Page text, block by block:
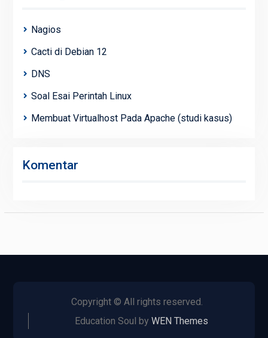
Nagios
Cacti di Debian 12
DNS
Soal Esai Perintah Linux
Membuat Virtualhost Pada Apache (studi kasus)
Komentar
Copyright © All rights reserved.
Education Soul byWEN Themes